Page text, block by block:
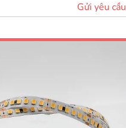
Gửi yêu cầu